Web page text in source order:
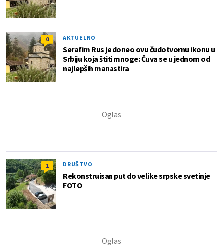
0 AKTUELNO
Serafim Rus je doneo ovu čudotvornu ikonu u
Srbiju koja štiti mnoge: Čuva se u jednom od
najlepših manastira
1 DRUŠTVO
Rekonstruisan put do velike srpske svetinje
FOTO